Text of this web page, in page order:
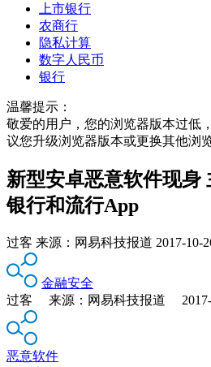
上市银行
农商行
隐私计算
数字人民币
银行
温馨提示：
敬爱的用户，您的浏览器版本过低
议您升级浏览器版本或更换其他浏
新型安卓恶意软件现身
银行和流行App
过客 来源： 网易科技报道 2017-10-
金融安全
过客 来源：网易科技报道 2017-
恶意软件